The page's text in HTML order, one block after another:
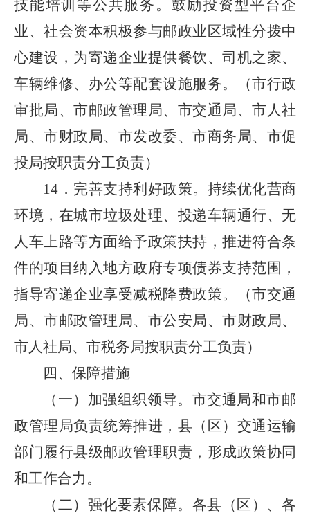
技能培训等公共服务。鼓励投资型平台企
业、社会资本积极参与邮政业区域性分拨中
心建设，为寄递企业提供餐饮、司机之家、
车辆维修、办公等配套设施服务。（市行政
审批局、市邮政管理局、市交通局、市人社
局、市财政局、市发改委、市商务局、市促
投局按职责分工负责）
14．完善支持利好政策。持续优化营商
环境，在城市垃圾处理、投递车辆通行、无
人车上路等方面给予政策扶持，推进符合条
件的项目纳入地方政府专项债券支持范围，
指导寄递企业享受减税降费政策。（市交通
局、市邮政管理局、市公安局、市财政局、
市人社局、市税务局按职责分工负责）
四、保障措施
（一）加强组织领导。市交通局和市邮
政管理局负责统筹推进，县（区）交通运输
部门履行县级邮政管理职责，形成政策协同
和工作合力。
（二）强化要素保障。各县（区）、各